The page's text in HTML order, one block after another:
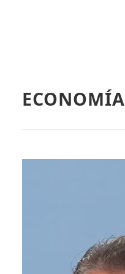
ECONOMÍA